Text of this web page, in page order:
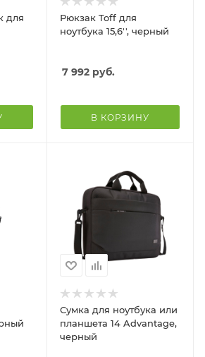
для
Рюкзак Toff для
ноутбука 15,6'', черный
7 992 руб.
В КОРЗИНУ
Сумка для ноутбука или
планшета 14 Advantage,
черный